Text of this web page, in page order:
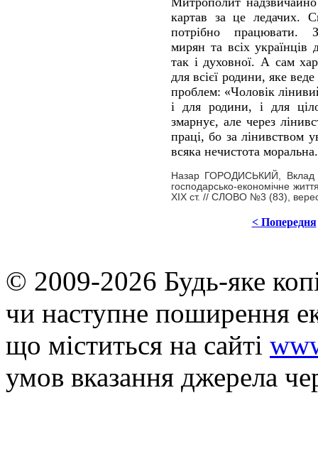
картав за це ледачих.
потрібно працювати.
мирян та всіх українців
так і духовної. А сам
для всієї родини, яке
проблем: «Чоловік
і для родини, і для
змарнує, але через
праці, бо за лінивством
всяка нечистота
Назар ГОРОДИСЬКИЙ, Вклад
господарсько-економічне
ХІХ ст. // СЛОВО №3 (83),
< Попередня
© 2009-2026 Будь-яке
чи наступне поширення
що мiститься на сайті
умов вказання джерела